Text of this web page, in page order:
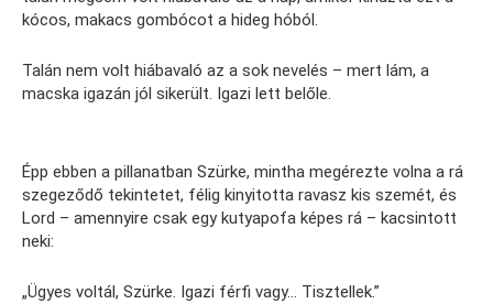
kócos, makacs gombócot a hideg hóból.
Talán nem volt hiábavaló az a sok nevelés – mert lám, a
macska igazán jól sikerült. Igazi lett belőle.
Épp ebben a pillanatban Szürke, mintha megérezte volna a rá
szegeződő tekintetet, félig kinyitotta ravasz kis szemét, és
Lord – amennyire csak egy kutyapofa képes rá – kacsintott
neki:
„Ügyes voltál, Szürke. Igazi férfi vagy… Tisztellek.”